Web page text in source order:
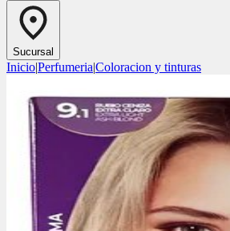
Sucursal
Inicio|Perfumeria|Coloracion y tinturas